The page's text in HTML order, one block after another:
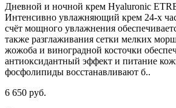
Дневной и ночной крем Hyaluronic
Интенсивно увлажняющий крем 24-х
счёт мощного увлажнения
также разглаживания сетки мелких
жожоба и виноградной косточки
антиоксидантный эффект и питание
фосфолипиды восстанавливают б..
6 650 руб.